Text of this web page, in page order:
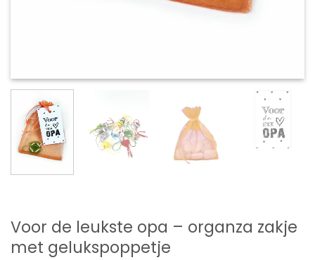
Voor de leukste opa – organza zakje
met gelukspoppetje